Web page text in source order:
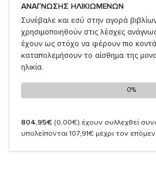
ΑΝΑΓΝΩΣΗΣ ΗΛΙΚΙΩΜΕΝΩΝ
Συνέβαλε και εσύ στην αγορά
χρησιμοποιηθούν στις λέσχες
έχουν ως στόχο να φέρουν πιο κοντά
καταπολεμήσουν το αίσθημα της
ηλικία.
0%
0%
804,95€ (0,00€) έχουν συλλεχθεί
υπολείπονται 107,91€ μέχρι τον